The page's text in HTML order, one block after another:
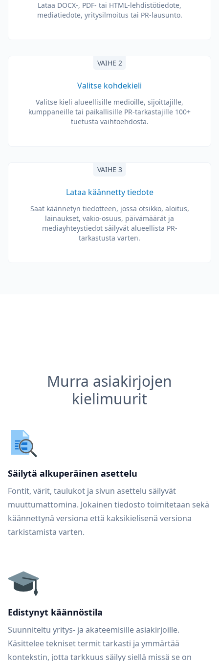
Lataa DOCX-, PDF- tai HTML-lehdistötiedote,
mediatiedote, yritysilmoitus tai PR-lausunto.
VAIHE 2
Valitse kohdekieli
Valitse kieli alueellisille medioille, sijoittajille,
kumppaneille tai paikallisille PR-tarkastajille 100+
tuetusta vaihtoehdosta.
VAIHE 3
Lataa käännetty tiedote
Saat käännetyn tiedotteen, jossa otsikko, aloitus,
lainaukset, vakio-osuus, päivämäärät ja
mediayhteystiedot säilyvät alueellista PR-
tarkastusta varten.
Murra asiakirjojen
kielimuurit
Säilytä alkuperäinen asettelu
Fontit, värit, taulukot ja sivun asettelu säilyvät
muuttumattomina. Jokainen tiedosto toimitetaan sekä
käännettynä versiona että kaksikielisenä versiona
tarkistamista varten.
Edistynyt käännöstila
Suunniteltu yritys- ja akateemisille asiakirjoille.
Käsittelee tekniset termit tarkasti ja ymmärtää
kontekstin, jotta tarkkuus säilyy siellä missä se on